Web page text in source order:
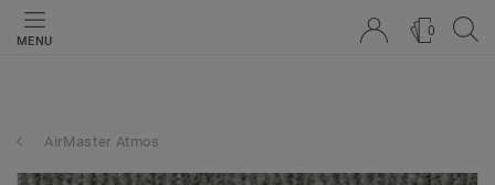
MENU
0
AirMaster Atmos